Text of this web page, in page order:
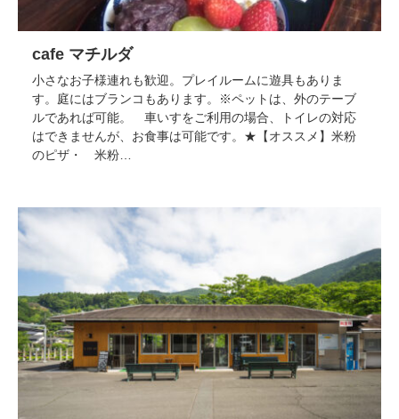
cafe マチルダ
小さなお子様連れも歓迎。プレイルームに遊具もありま
す。庭にはブランコもあります。※ペットは、外のテーブ
ルであれば可能。 車いすをご利用の場合、トイレの対応
はできませんが、お食事は可能です。★【オススメ】米粉
のピザ・ 米粉…